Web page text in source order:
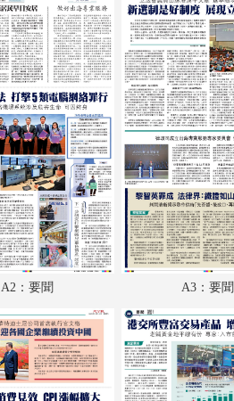
A18：內地
A19：體育
A20：體育
B1：副刊
B2：文化
B3：經濟
B4：體育
A2：要聞 A3：要聞